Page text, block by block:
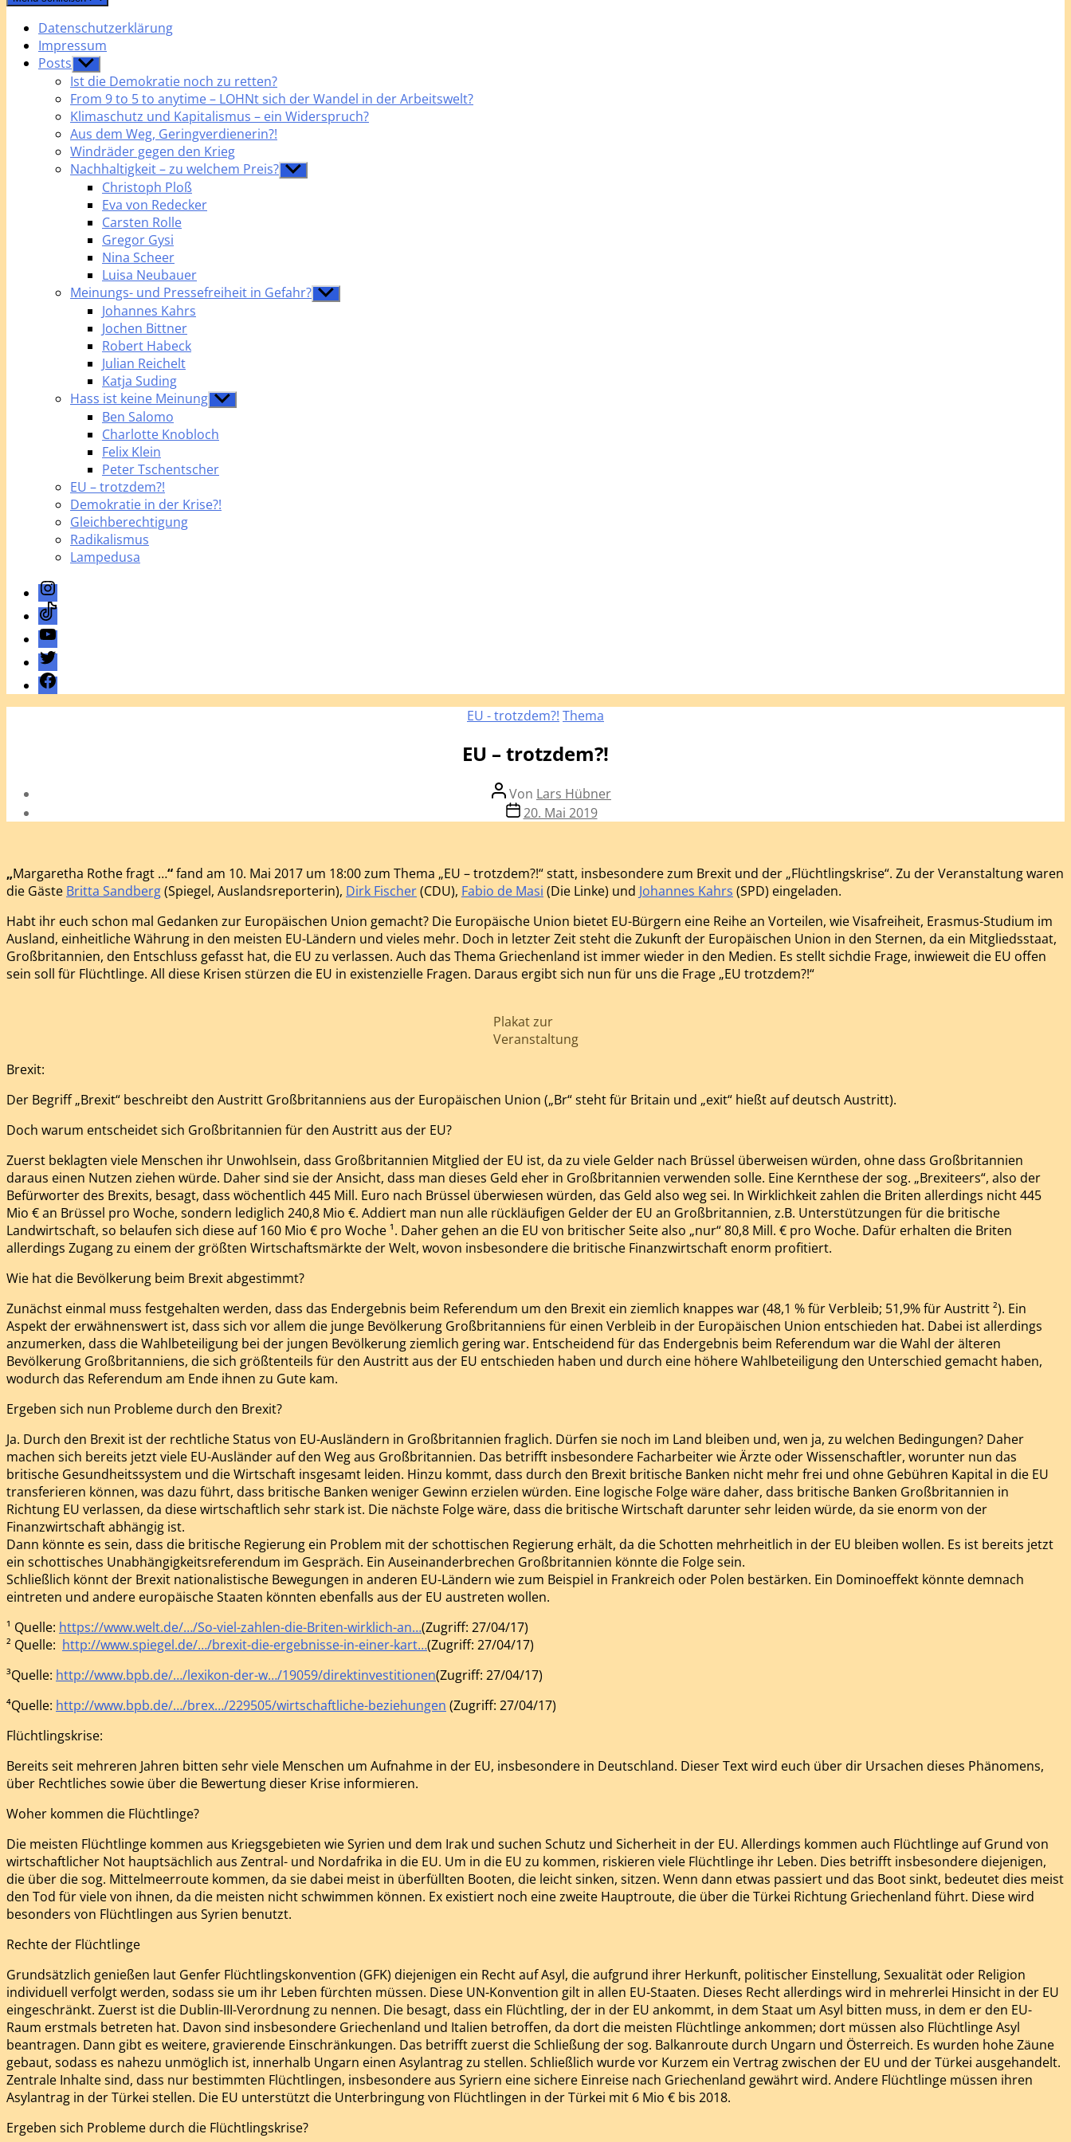
Datenschutzerklärung
Impressum
Posts Untermenü
anzeigen
Ist die Demokratie noch zu retten?
From 9 to 5 to anytime – LOHNt sich der Wandel in der Arbeitswelt?
Klimaschutz und Kapitalismus – ein Widerspruch?
Aus dem Weg, Geringverdienerin?!
Windräder gegen den Krieg
Nachhaltigkeit – zu welchem Preis? Untermenü
anzeigen
Christoph Ploß
Eva von Redecker
Carsten Rolle
Gregor Gysi
Nina Scheer
Luisa Neubauer
Meinungs- und Pressefreiheit in Gefahr? Untermenü
anzeigen
Johannes Kahrs
Jochen Bittner
Robert Habeck
Julian Reichelt
Katja Suding
Hass ist keine Meinung Untermenü
anzeigen
Ben Salomo
Charlotte Knobloch
Felix Klein
Peter Tschentscher
EU – trotzdem?!
Demokratie in der Krise?!
Gleichberechtigung
Radikalismus
Lampedusa
Instagram
TikTok
YouTube
Twitter
Facebook
Kategorien
EU - trotzdem?! Thema
EU – trotzdem?!
Beitragsautor
Von Lars Hübner
Beitragsdatum
20. Mai 2019
„Margaretha Rothe fragt …“fand am 10. Mai 2017 um 18:00 zum Thema „EU – trotzdem?!“ statt, insbesondere zum Brexit und der „Flüchtlingskrise“. Zu der Veranstaltung waren
die Gäste Britta Sandberg(Spiegel, Auslandsreporterin), Dirk Fischer(CDU), Fabio de Masi (Die Linke) und Johannes Kahrs (SPD) eingeladen.
Habt ihr euch schon mal Gedanken zur Europäischen Union gemacht? Die Europäische Union bietet EU-Bürgern eine Reihe an Vorteilen, wie Visafreiheit, Erasmus-Studium im
Ausland, einheitliche Währung in den meisten EU-Ländern und vieles mehr. Doch in letzter Zeit steht die Zukunft der Europäischen Union in den Sternen, da ein Mitgliedsstaat,
Großbritannien, den Entschluss gefasst hat, die EU zu verlassen. Auch das Thema Griechenland ist immer wieder in den Medien. Es stellt sichdie Frage, inwieweit die EU offen
sein soll für Flüchtlinge. All diese Krisen stürzen die EU in existenzielle Fragen. Daraus ergibt sich nun für uns die Frage „EU trotzdem?!“
Plakat zur
Veranstaltung
Brexit:
Der Begriff „Brexit“ beschreibt den Austritt Großbritanniens aus der Europäischen Union („Br“ steht für Britain und „exit“ hießt auf deutsch Austritt).
Doch warum entscheidet sich Großbritannien für den Austritt aus der EU?
Zuerst beklagten viele Menschen ihr Unwohlsein, dass Großbritannien Mitglied der EU ist, da zu viele Gelder nach Brüssel überweisen würden, ohne dass Großbritannien
daraus einen Nutzen ziehen würde. Daher sind sie der Ansicht, dass man dieses Geld eher in Großbritannien verwenden solle. Eine Kernthese der sog. „Brexiteers“, also der
Befürworter des Brexits, besagt, dass wöchentlich 445 Mill. Euro nach Brüssel überwiesen würden, das Geld also weg sei. In Wirklichkeit zahlen die Briten allerdings nicht 445
Mio € an Brüssel pro Woche, sondern lediglich 240,8 Mio €. Addiert man nun alle rückläufigen Gelder der EU an Großbritannien, z.B. Unterstützungen für die britische
Landwirtschaft, so belaufen sich diese auf 160 Mio € pro Woche ¹. Daher gehen an die EU von britischer Seite also „nur“ 80,8 Mill. € pro Woche. Dafür erhalten die Briten
allerdings Zugang zu einem der größten Wirtschaftsmärkte der Welt, wovon insbesondere die britische Finanzwirtschaft enorm profitiert.
Wie hat die Bevölkerung beim Brexit abgestimmt?
Zunächst einmal muss festgehalten werden, dass das Endergebnis beim Referendum um den Brexit ein ziemlich knappes war (48,1 % für Verbleib; 51,9% für Austritt ²). Ein
Aspekt der erwähnenswert ist, dass sich vor allem die junge Bevölkerung Großbritanniens für einen Verbleib in der Europäischen Union entschieden hat. Dabei ist allerdings
anzumerken, dass die Wahlbeteiligung bei der jungen Bevölkerung ziemlich gering war. Entscheidend für das Endergebnis beim Referendum war die Wahl der älteren
Bevölkerung Großbritanniens, die sich größtenteils für den Austritt aus der EU entschieden haben und durch eine höhere Wahlbeteiligung den Unterschied gemacht haben,
wodurch das Referendum am Ende ihnen zu Gute kam.
Ergeben sich nun Probleme durch den Brexit?
Ja. Durch den Brexit ist der rechtliche Status von EU-Ausländern in Großbritannien fraglich. Dürfen sie noch im Land bleiben und, wen ja, zu welchen Bedingungen? Daher
machen sich bereits jetzt viele EU-Ausländer auf den Weg aus Großbritannien. Das betrifft insbesondere Facharbeiter wie Ärzte oder Wissenschaftler, worunter nun das
britische Gesundheitssystem und die Wirtschaft insgesamt leiden. Hinzu kommt, dass durch den Brexit britische Banken nicht mehr frei und ohne Gebühren Kapital in die EU
transferieren können, was dazu führt, dass britische Banken weniger Gewinn erzielen würden. Eine logische Folge wäre daher, dass britische Banken Großbritannien in
Richtung EU verlassen, da diese wirtschaftlich sehr stark ist. Die nächste Folge wäre, dass die britische Wirtschaft darunter sehr leiden würde, da sie enorm von der
Finanzwirtschaft abhängig ist.
Dann könnte es sein, dass die britische Regierung ein Problem mit der schottischen Regierung erhält, da die Schotten mehrheitlich in der EU bleiben wollen. Es ist bereits jetzt
ein schottisches Unabhängigkeitsreferendum im Gespräch. Ein Auseinanderbrechen Großbritannien könnte die Folge sein.
Schließlich könnt der Brexit nationalistische Bewegungen in anderen EU-Ländern wie zum Beispiel in Frankreich oder Polen bestärken. Ein Dominoeffekt könnte demnach
eintreten und andere europäische Staaten könnten ebenfalls aus der EU austreten wollen.
¹ Quelle: https://www.welt.de/…/So-viel-zahlen-die-Briten-wirklich-an…(Zugriff: 27/04/17)
² Quelle: http://www.spiegel.de/…/brexit-die-ergebnisse-in-einer-kart…(Zugriff: 27/04/17)
³Quelle: http://www.bpb.de/…/lexikon-der-w…/19059/direktinvestitionen(Zugriff: 27/04/17)
⁴Quelle: http://www.bpb.de/…/brex…/229505/wirtschaftliche-beziehungen (Zugriff: 27/04/17)
Flüchtlingskrise:
Bereits seit mehreren Jahren bitten sehr viele Menschen um Aufnahme in der EU, insbesondere in Deutschland. Dieser Text wird euch über dir Ursachen dieses Phänomens,
über Rechtliches sowie über die Bewertung dieser Krise informieren.
Woher kommen die Flüchtlinge?
Die meisten Flüchtlinge kommen aus Kriegsgebieten wie Syrien und dem Irak und suchen Schutz und Sicherheit in der EU. Allerdings kommen auch Flüchtlinge auf Grund von
wirtschaftlicher Not hauptsächlich aus Zentral- und Nordafrika in die EU. Um in die EU zu kommen, riskieren viele Flüchtlinge ihr Leben. Dies betrifft insbesondere diejenigen,
die über die sog. Mittelmeerroute kommen, da sie dabei meist in überfüllten Booten, die leicht sinken, sitzen. Wenn dann etwas passiert und das Boot sinkt, bedeutet dies meist
den Tod für viele von ihnen, da die meisten nicht schwimmen können. Ex existiert noch eine zweite Hauptroute, die über die Türkei Richtung Griechenland führt. Diese wird
besonders von Flüchtlingen aus Syrien benutzt.
Rechte der Flüchtlinge
Grundsätzlich genießen laut Genfer Flüchtlingskonvention (GFK) diejenigen ein Recht auf Asyl, die aufgrund ihrer Herkunft, politischer Einstellung, Sexualität oder Religion
individuell verfolgt werden, sodass sie um ihr Leben fürchten müssen. Diese UN-Konvention gilt in allen EU-Staaten. Dieses Recht allerdings wird in mehrerlei Hinsicht in der EU
eingeschränkt. Zuerst ist die Dublin-III-Verordnung zu nennen. Die besagt, dass ein Flüchtling, der in der EU ankommt, in dem Staat um Asyl bitten muss, in dem er den EU-
Raum erstmals betreten hat. Davon sind insbesondere Griechenland und Italien betroffen, da dort die meisten Flüchtlinge ankommen; dort müssen also Flüchtlinge Asyl
beantragen. Dann gibt es weitere, gravierende Einschränkungen. Das betrifft zuerst die Schließung der sog. Balkanroute durch Ungarn und Österreich. Es wurden hohe Zäune
gebaut, sodass es nahezu unmöglich ist, innerhalb Ungarn einen Asylantrag zu stellen. Schließlich wurde vor Kurzem ein Vertrag zwischen der EU und der Türkei ausgehandelt.
Zentrale Inhalte sind, dass nur bestimmten Flüchtlingen, insbesondere aus Syriern eine sichere Einreise nach Griechenland gewährt wird. Andere Flüchtlinge müssen ihren
Asylantrag in der Türkei stellen. Die EU unterstützt die Unterbringung von Flüchtlingen in der Türkei mit 6 Mio € bis 2018.
Ergeben sich Probleme durch die Flüchtlingskrise?